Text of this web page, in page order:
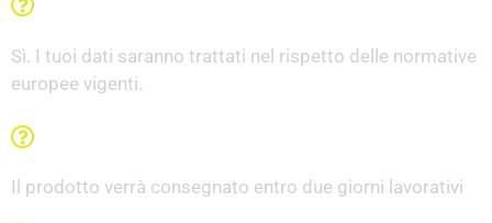
Sì. I tuoi dati saranno trattati nel rispetto delle normative
europee vigenti.
Il prodotto verrà consegnato entro due giorni lavorativi